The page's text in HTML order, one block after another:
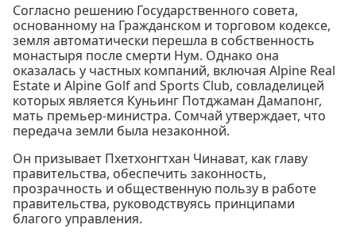
Согласно решению Государственного совета,
основанному на Гражданском и торговом кодексе,
земля автоматически перешла в собственность
монастыря после смерти Нум. Однако она
оказалась у частных компаний, включая Alpine Real
Estate и Alpine Golf and Sports Club, совладелицей
которых является Куньинг Потджаман Дамапонг,
мать премьер-министра. Сомчай утверждает, что
передача земли была незаконной.
Он призывает Пхетхонгтхан Чинават, как главу
правительства, обеспечить законность,
прозрачность и общественную пользу в работе
правительства, руководствуясь принципами
благого управления.